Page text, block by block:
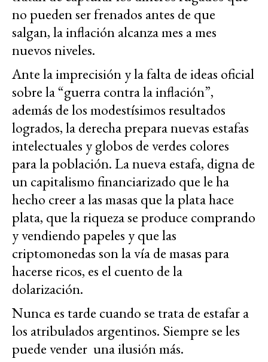
no pueden ser frenados antes de que
salgan, la inflación alcanza mes a mes
nuevos niveles.
Ante la imprecisión y la falta de ideas oficial
sobre la “guerra contra la inflación”,
además de los modestísimos resultados
logrados, la derecha prepara nuevas estafas
intelectuales y globos de verdes colores
para la población. La nueva estafa, digna de
un capitalismo financiarizado que le ha
hecho creer a las masas que la plata hace
plata, que la riqueza se produce comprando
y vendiendo papeles y que las
criptomonedas son la vía de masas para
hacerse ricos, es el cuento de la
dolarización.
Nunca es tarde cuando se trata de estafar a
los atribulados argentinos. Siempre se les
puede vender una ilusión más.